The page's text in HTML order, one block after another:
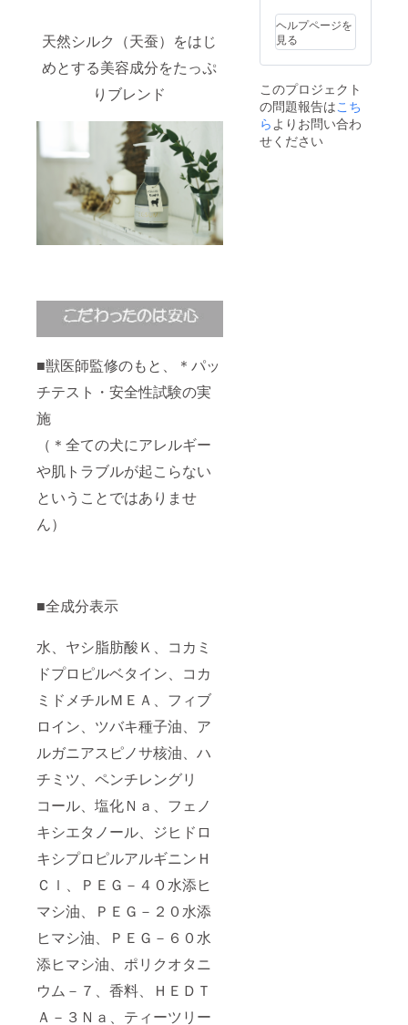
天然シルク（天蚕）をはじ
めとする美容成分をたっぷ
りブレンド
■獣医師監修のもと、＊パッ
チテスト・安全性試験の実
施
（＊全ての犬にアレルギー
や肌トラブルが起こらない
ということではありませ
ん）
■全成分表示
水、ヤシ脂肪酸Ｋ、コカミ
ドプロピルベタイン、コカ
ミドメチルＭＥＡ、フィブ
ロイン、ツバキ種子油、ア
ルガニアスピノサ核油、ハ
チミツ、ペンチレングリ
コール、塩化Ｎａ、フェノ
キシエタノール、ジヒドロ
キシプロピルアルギニンＨ
Ｃｌ、ＰＥＧ－４０水添ヒ
マシ油、ＰＥＧ－２０水添
ヒマシ油、ＰＥＧ－６０水
添ヒマシ油、ポリクオタニ
ウム－７、香料、ＨＥＤＴ
Ａ－３Ｎａ、ティーツリー
ヘルプページを
見る
このプロジェクト
の問題報告はこち
ら よりお問い合わ
せください